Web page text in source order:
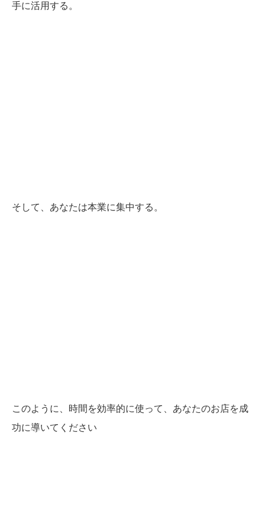
手に活用する。
そして、あなたは本業に集中する。
このように、時間を効率的に使って、あなたのお店を成
功に導いてください